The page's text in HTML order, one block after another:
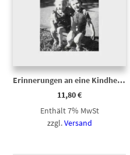
Erinnerungen an eine Kindheit in Lüchow
11,80€
Enthält 7% MwSt
zzgl.Versand